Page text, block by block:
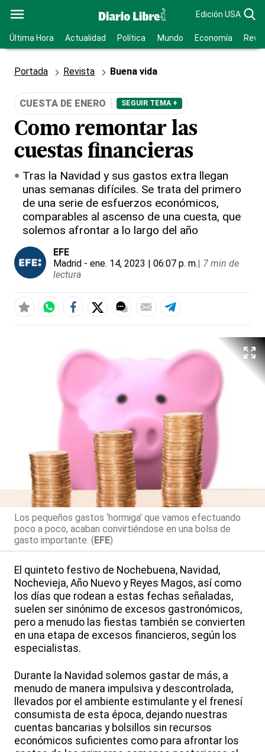
Edición USA
Última Hora Actualidad Política Mundo Economía
Portada Revista Buena vida
CUESTA DE ENERO SEGUIR TEMA +
Como remontar las
cuestas financieras
Tras la Navidad y sus gastos extra llegan
unas semanas difíciles. Se trata del primero
de una serie de esfuerzos económicos,
comparables al ascenso de una cuesta, que
solemos afrontar a lo largo del año
EFE
Madrid - ene. 14, 2023 | 06:07 p. m.| 7 min de
lectura
Los pequeños gastos ‘hormiga’ que vamos efectuando
poco a poco, acaban convirtiéndose en una bolsa de
gasto importante. (EFE)
El quinteto festivo de Nochebuena, Navidad,
Nochevieja, Año Nuevo y Reyes Magos, así como
los días que rodean a estas fechas señaladas,
suelen ser sinónimo de excesos gastronómicos,
pero a menudo las fiestas también se convierten
en una etapa de excesos financieros, según los
especialistas.
Durante la Navidad solemos gastar de más, a
menudo de manera impulsiva y descontrolada,
llevados por el ambiente estimulante y el frenesí
consumista de esta época, dejando nuestras
cuentas bancarias y bolsillos sin recursos
económicos suficientes como para afrontar los